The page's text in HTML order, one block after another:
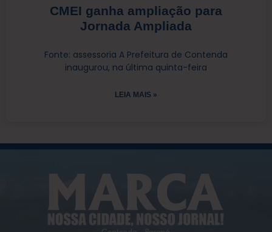
CMEI ganha ampliação para
Jornada Ampliada
Fonte: assessoria A Prefeitura de Contenda
inaugurou, na última quinta-feira
LEIA MAIS »